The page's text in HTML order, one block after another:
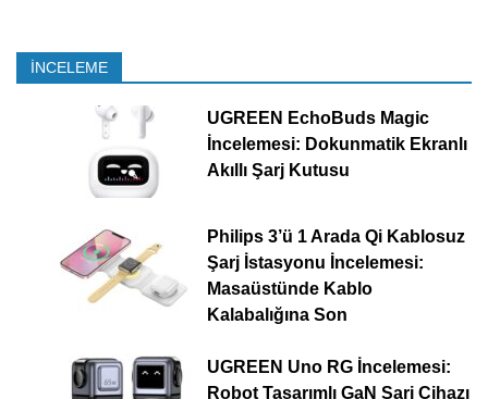
İNCELEME
UGREEN EchoBuds Magic
İncelemesi: Dokunmatik Ekranlı
Akıllı Şarj Kutusu
Philips 3’ü 1 Arada Qi Kablosuz
Şarj İstasyonu İncelemesi:
Masaüstünde Kablo
Kalabalığına Son
UGREEN Uno RG İncelemesi:
Robot Tasarımlı GaN Şarj Cihazı